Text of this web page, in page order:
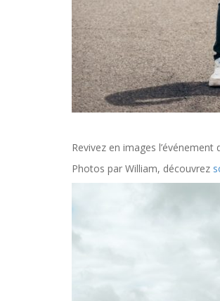
Revivez en images
Photos par William, découvrez